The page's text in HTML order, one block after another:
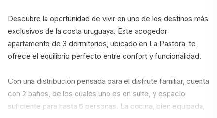
Descubre la oportunidad de vivir en uno de los destinos más
exclusivos de la costa uruguaya. Este acogedor
apartamento de 3 dormitorios, ubicado en La Pastora, te
ofrece el equilibrio perfecto entre confort y funcionalidad.
Con una distribución pensada para el disfrute familiar, cuenta
con 2 baños, de los cuales uno es en suite, y espacio
suficiente para hasta 6 personas. La cocina, bien equipada,